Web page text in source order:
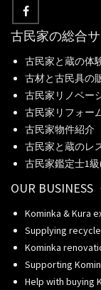
古民家の総合
古民家と蔵の体
古材と古民具の
古民家リノベー
古民家リフォー
古民家物件紹介
古民家と蔵のレ
古民家鑑定士1級
OUR BUSINESS
Kominka & Kura
Supplying
Kominka
Supporting
Help with buying